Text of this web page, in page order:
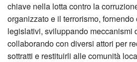
chiave nella lotta contro la
organizzato e il terrorismo, fornendo
legislativi, sviluppando meccanismi
collaborando con diversi attori per
sottratti e restituirli alle comunità